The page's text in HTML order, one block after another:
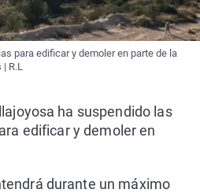
para edificar y demoler en parte de la
| R.L
ha suspendido las
edificar y demoler en
durante un máximo